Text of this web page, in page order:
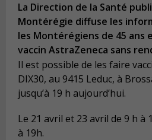
La Direction de la Santé
Montérégie diffuse les
les Montérégiens de 45 ans
vaccin AstraZeneca sans
Il est possible de les faire
DIX30, au 9415 Leduc, à
jusqu’à 19 h aujourd’hui.
Le 21 avril et 23 avril de 9 h à
à 19h.